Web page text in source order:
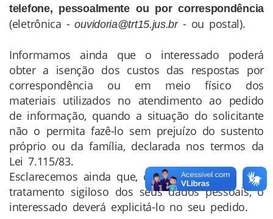
telefone, pessoalmente ou por correspondência
(eletrônica -ouvidoria@trt15.jus.br - ou postal).
Informamos ainda que o interessado poderá
obter a isenção dos custos das respostas por
correspondência ou em meio físico dos
materiais utilizados no atendimento ao pedido
de informação, quando a situação do solicitante
não o permita fazê-lo sem prejuízo do sustento
próprio ou da família, declarada nos termos da
Lei 7.115/83.
Esclarecemos ainda que, caso deseje optar pelo
tratamento sigiloso dos seus dados pessoais, o
interessado deverá explicitá-lo no seu pedido.